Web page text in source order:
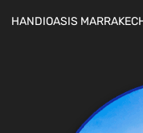
HANDIOASIS